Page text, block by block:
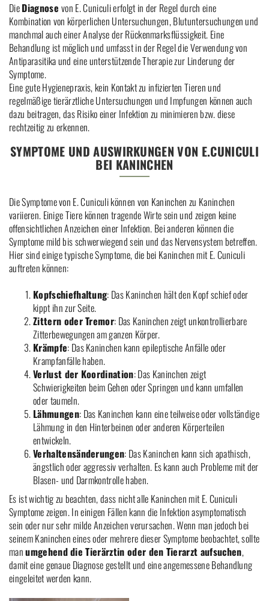
DieDiagnosevon E. Cuniculi erfolgt in der Regel durch eine
Kombination von körperlichen Untersuchungen, Blutuntersuchungen und
manchmal auch einer Analyse der Rückenmarksflüssigkeit. Eine
Behandlung ist möglich und umfasst in der Regel die Verwendung von
Antiparasitika und eine unterstützende Therapie zur Linderung der
Symptome.
Eine gute Hygienepraxis, kein Kontakt zu infizierten Tieren und
regelmäßige tierärztliche Untersuchungen und Impfungen können auch
dazu beitragen, das Risiko einer Infektion zu minimieren bzw. diese
rechtzeitig zu erkennen.
SYMPTOME UND AUSWIRKUNGEN VON E.CUNICULI
BEI KANINCHEN
Die Symptome von E. Cuniculi können von Kaninchen zu Kaninchen
variieren. Einige Tiere können tragende Wirte sein und zeigen keine
offensichtlichen Anzeichen einer Infektion. Bei anderen können die
Symptome mild bis schwerwiegend sein und das Nervensystem betreffen.
Hier sind einige typische Symptome, die bei Kaninchen mit E. Cuniculi
auftreten können:
Kopfschiefhaltung: Das Kaninchen hält den Kopf schief oder
kippt ihn zur Seite.
Zittern oder Tremor: Das Kaninchen zeigt unkontrollierbare
Zitterbewegungen am ganzen Körper.
Krämpfe: Das Kaninchen kann epileptische Anfälle oder
Krampfanfälle haben.
Verlust der Koordination: Das Kaninchen zeigt
Schwierigkeiten beim Gehen oder Springen und kann umfallen
oder taumeln.
Lähmungen: Das Kaninchen kann eine teilweise oder vollständige
Lähmung in den Hinterbeinen oder anderen Körperteilen
entwickeln.
Verhaltensänderungen: Das Kaninchen kann sich apathisch,
ängstlich oder aggressiv verhalten. Es kann auch Probleme mit der
Blasen- und Darmkontrolle haben.
Es ist wichtig zu beachten, dass nicht alle Kaninchen mit E. Cuniculi
Symptome zeigen. In einigen Fällen kann die Infektion asymptomatisch
sein oder nur sehr milde Anzeichen verursachen. Wenn man jedoch bei
seinem Kaninchen eines oder mehrere dieser Symptome beobachtet, sollte
manumgehend die Tierärztin oder den Tierarzt aufsuchen,
damit eine genaue Diagnose gestellt und eine angemessene Behandlung
eingeleitet werden kann.